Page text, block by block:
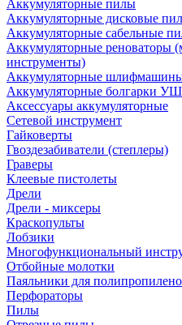
Аккумуляторные пилы
Аккумуляторные дисковые
Аккумуляторные сабельные
Аккумуляторные реноваторы
инструменты)
Аккумуляторные
Аккумуляторные болгарки
Аксессуары аккумуляторные
Сетевой инструмент
Гайковерты
Гвоздезабиватели (степлеры)
Граверы
Клеевые пистолеты
Дрели
Дрели - миксеры
Краскопульты
Лобзики
Многофункциональный
Отбойные молотки
Паяльники для
Перфораторы
Пилы